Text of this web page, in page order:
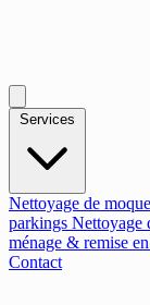
Nettoyage de
parkings Nettoyage
ménage & remise
Contact